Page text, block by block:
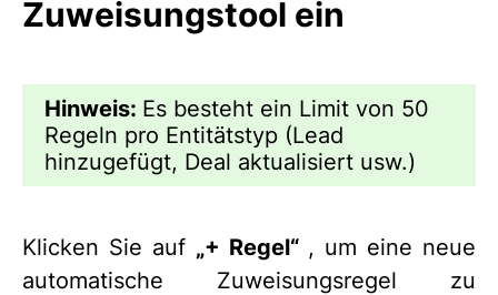
Zuweisungstool ein
Hinweis: Es besteht ein Limit von 50
Regeln pro Entitätstyp (Lead
hinzugefügt, Deal aktualisiert usw.)
Klicken Sie auf „+ Regel“ , um eine neue
automatische Zuweisungsregel zu